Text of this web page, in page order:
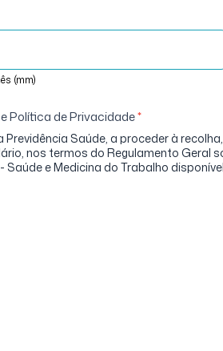
(mm)
Política de Privacidade*
Previdência Saúde, a proceder à
nos termos do Regulamento Geral
Saúde e Medicina do Trabalho